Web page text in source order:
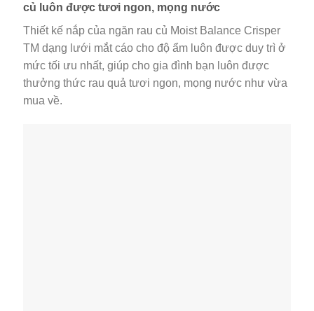
củ luôn được tươi ngon, mọng nước
Thiết kế nắp của ngăn rau củ Moist Balance Crisper
TM dạng lưới mắt cáo cho độ ẩm luôn được duy trì ở
mức tối ưu nhất, giúp cho gia đình bạn luôn được
thưởng thức rau quả tươi ngon, mọng nước như vừa
mua về.